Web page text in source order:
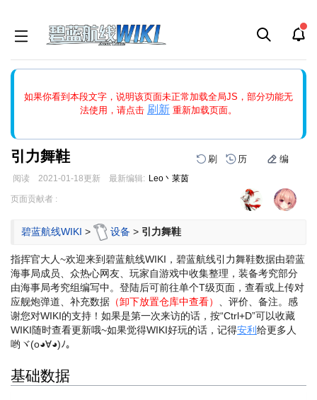
如果你看到本段文字，说明该页面未正常加载全局JS，部分功能无
法使用，请点击 刷新 重新加载页面。
能中的刷新按钮清除页面缓存并刷新，如果还有问题，请多尝试几
引力舞鞋 刷 历 编
阅读 2021-01-18更新 最新编辑: Leo丶莱茵
跳
跳
页面贡献者 :
碧蓝航线WIKI > 设备 > 引力舞鞋
指挥官大人~欢迎来到碧蓝航线WIKI，碧蓝航线引力舞鞋数据由碧蓝
海事局成员、众热心网友、玩家自游戏中收集整理，装备考究部分
由海事局考究组编写中。登陆后可前往单个T级页面，查看或上传对
应舰炮弹道、补充数据 （卸下放置仓库中查看） 、评价、备注。感
谢您对WIKI的支持！ 如果是第一次来访的话，按“Ctrl+D”可以收藏
WIKI随时查看更新哦~如果觉得WIKI好玩的话，记得安利 给更多人
哟ヾ(o◕∀◕)ﾉ。
基础数据